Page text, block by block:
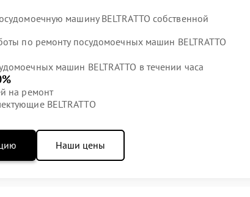
машину BELTRATTO собственной
по ремонту посудомоечных машин BELTRATTO
машин BELTRATTO в течении часа
на ремонт
BELTRATTO
Наши цены